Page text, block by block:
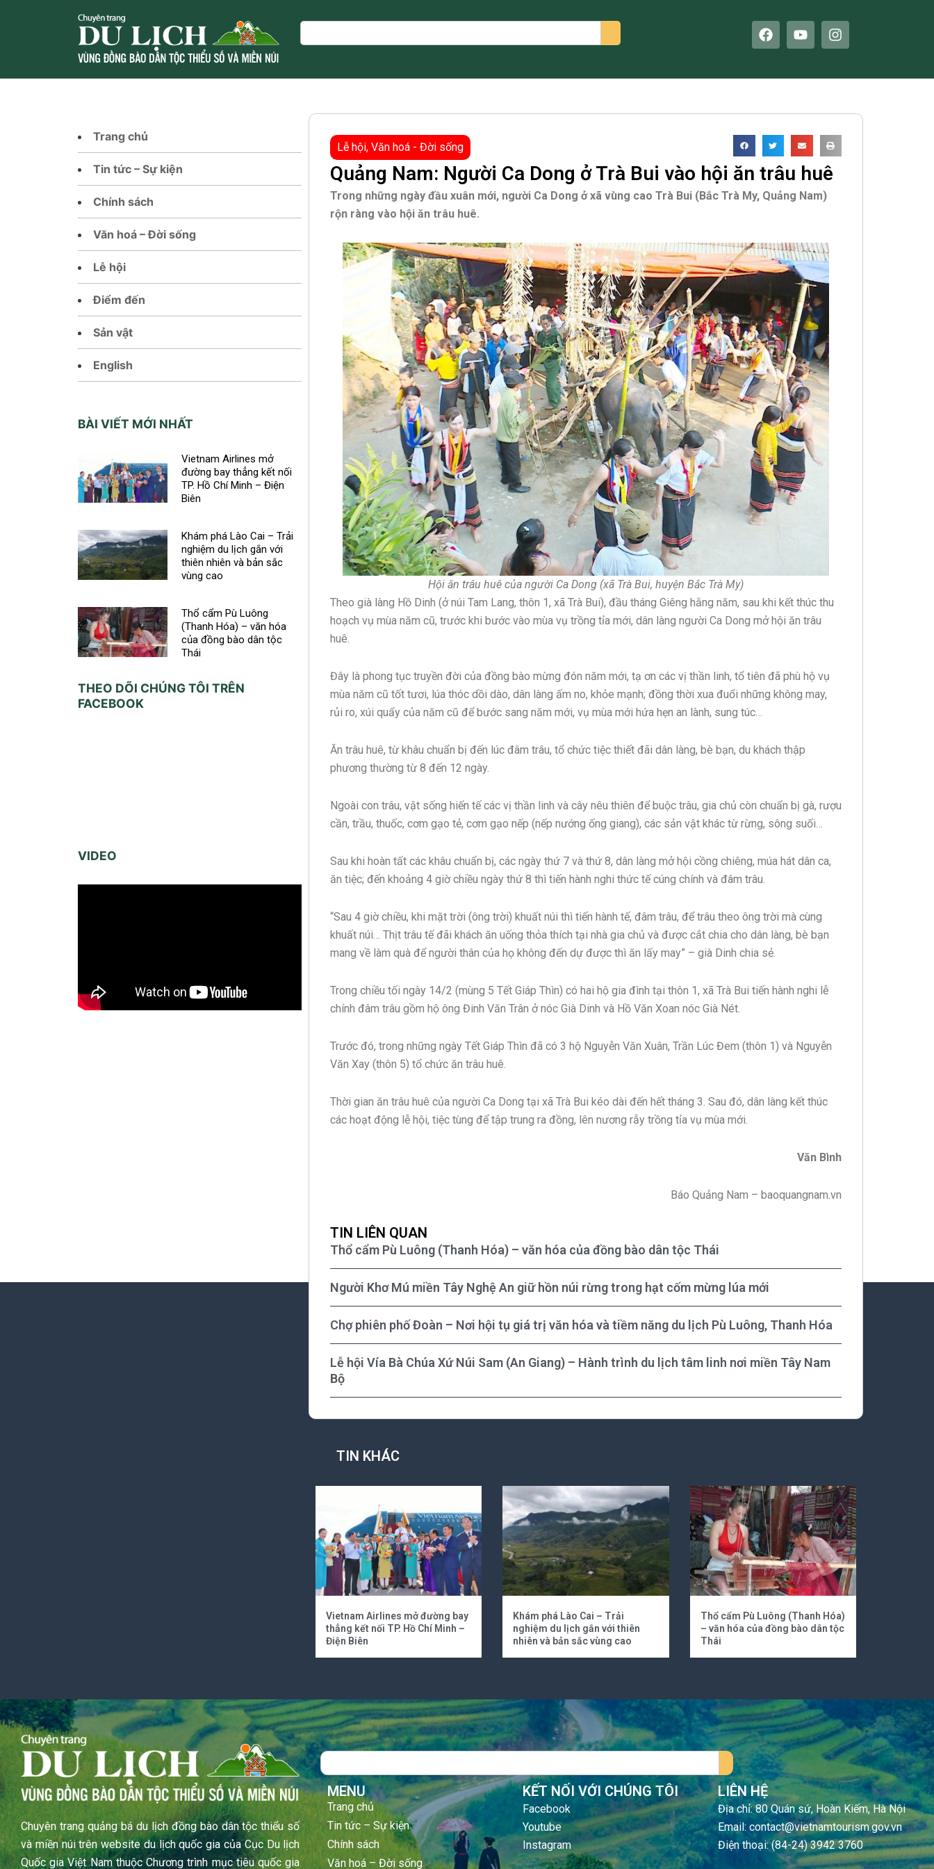
Search
F
a
b
o
Y
o
u
e
I
n
a
r
m
Trang chủ
Tin tức – Sự kiện
Chính sách
Văn hoá – Đời sống
Lễ hội
Điểm đến
Sản vật
English
BÀI VIẾT MỚI NHẤT
Vietnam Airlines mở
đường bay thẳng kết nối
TP. Hồ Chí Minh – Điện
Biên
Khám phá Lào Cai – Trải
nghiệm du lịch gắn với
thiên nhiên và bản sắc
vùng cao
Thổ cẩm Pù Luông
(Thanh Hóa) – văn hóa
của đồng bào dân tộc
Thái
THEO DÕI CHÚNG TÔI TRÊN
FACEBOOK
VIDEO
Lễ hội, Văn hoá - Đời sống
Quảng Nam: Người Ca Dong ở Trà Bui vào hội ăn trâu huê
Trong những ngày đầu xuân mới, người Ca Dong ở xã vùng cao Trà Bui (Bắc Trà My, Quảng Nam)
rộn ràng vào hội ăn trâu huê.
Hội ăn trâu huê của người Ca Dong (xã Trà Bui, huyện Bắc Trà My)
Theo già làng Hồ Dinh (ở núi Tam Lang, thôn 1, xã Trà Bui), đầu tháng Giêng hằng năm, sau khi kết thúc thu
hoạch vụ mùa năm cũ, trước khi bước vào mùa vụ trồng tỉa mới, dân làng người Ca Dong mở hội ăn trâu
huê.
Đây là phong tục truyền đời của đồng bào mừng đón năm mới, tạ ơn các vị thần linh, tổ tiên đã phù hộ vụ
mùa năm cũ tốt tươi, lúa thóc dồi dào, dân làng ấm no, khỏe mạnh; đồng thời xua đuổi những không may,
rủi ro, xúi quẩy của năm cũ để bước sang năm mới, vụ mùa mới hứa hẹn an lành, sung túc…
Ăn trâu huê, từ khâu chuẩn bị đến lúc đâm trâu, tổ chức tiệc thiết đãi dân làng, bè bạn, du khách thập
phương thường từ 8 đến 12 ngày.
Ngoài con trâu, vật sống hiến tế các vị thần linh và cây nêu thiên để buộc trâu, gia chủ còn chuẩn bị gà, rượu
cần, trầu, thuốc, cơm gạo tẻ, cơm gạo nếp (nếp nướng ống giang), các sản vật khác từ rừng, sông suối…
Sau khi hoàn tất các khâu chuẩn bị, các ngày thứ 7 và thứ 8, dân làng mở hội cồng chiêng, múa hát dân ca,
ăn tiệc; đến khoảng 4 giờ chiều ngày thứ 8 thì tiến hành nghi thức tế cúng chính và đâm trâu.
“Sau 4 giờ chiều, khi mặt trời (ông trời) khuất núi thì tiến hành tế, đâm trâu, để trâu theo ông trời mà cùng
khuất núi… Thịt trâu tế đãi khách ăn uống thỏa thích tại nhà gia chủ và được cắt chia cho dân làng, bè bạn
mang về làm quà để người thân của họ không đến dự được thì ăn lấy may” – già Dinh chia sẻ.
Trong chiều tối ngày 14/2 (mùng 5 Tết Giáp Thìn) có hai hộ gia đình tại thôn 1, xã Trà Bui tiến hành nghi lễ
chính đâm trâu gồm hộ ông Đinh Văn Trân ở nóc Già Dinh và Hồ Văn Xoan nóc Già Nét.
Trước đó, trong những ngày Tết Giáp Thìn đã có 3 hộ Nguyễn Văn Xuân, Trần Lúc Đem (thôn 1) và Nguyễn
Văn Xay (thôn 5) tổ chức ăn trâu huê.
Thời gian ăn trâu huê của người Ca Dong tại xã Trà Bui kéo dài đến hết tháng 3. Sau đó, dân làng kết thúc
các hoạt động lễ hội, tiệc tùng để tập trung ra đồng, lên nương rẫy trồng tỉa vụ mùa mới.
Văn Bình
Báo Quảng Nam – baoquangnam.vn
TIN LIÊN QUAN
Thổ cẩm Pù Luông (Thanh Hóa) – văn hóa của đồng bào dân tộc Thái
Người Khơ Mú miền Tây Nghệ An giữ hồn núi rừng trong hạt cốm mừng lúa mới
Chợ phiên phố Đoàn – Nơi hội tụ giá trị văn hóa và tiềm năng du lịch Pù Luông, Thanh Hóa
Lễ hội Vía Bà Chúa Xứ Núi Sam (An Giang) – Hành trình du lịch tâm linh nơi miền Tây Nam
Bộ
TIN KHÁC
Vietnam Airlines mở đường bay
thẳng kết nối TP. Hồ Chí Minh –
Điện Biên
Khám phá Lào Cai – Trải
nghiệm du lịch gắn với thiên
nhiên và bản sắc vùng cao
Thổ cẩm Pù Luông (Thanh Hóa)
– văn hóa của đồng bào dân tộc
Thái
Chuyên trang quảng bá du lịch đồng bào dân tộc thiểu số
và miền núi trên website du lịch quốc gia của Cục Du lịch
Quốc gia Việt Nam thuộc Chương trình mục tiêu quốc gia
Search
MENU
Trang chủ
Tin tức – Sự kiện
Chính sách
Văn hoá – Đời sống
KẾT NỐI VỚI CHÚNG TÔI
Facebook
Youtube
Instagram
LIÊN HỆ
Địa chỉ: 80 Quán sứ, Hoàn Kiếm, Hà Nội
Email: contact@vietnamtourism.gov.vn
Điện thoại: (84-24) 3942 3760